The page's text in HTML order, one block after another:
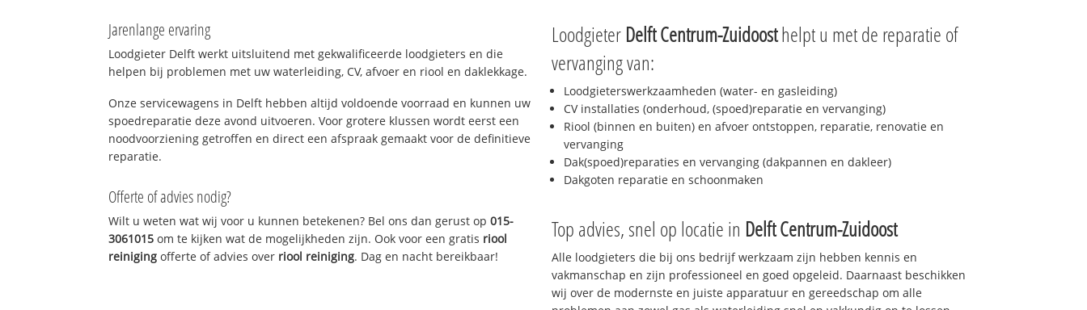
Jarenlange ervaring
Loodgieter Delft werkt uitsluitend met gekwalificeerde loodgieters en die
helpen bij problemen met uw waterleiding, CV, afvoer en riool en daklekkage.
Onze servicewagens in Delft hebben altijd voldoende voorraad en kunnen uw
spoedreparatie deze avond uitvoeren. Voor grotere klussen wordt eerst een
noodvoorziening getroffen en direct een afspraak gemaakt voor de definitieve
reparatie.
Offerte of advies nodig?
Wilt u weten wat wij voor u kunnen betekenen? Bel ons dan gerust op015-
3061015 om te kijken wat de mogelijkheden zijn. Ook voor een gratis riool
reiniging offerte of advies over riool reiniging. Dag en nacht bereikbaar!
Loodgieter Delft Centrum-Zuidoosthelpt u met de reparatie of
vervanging van:
Loodgieterswerkzaamheden (water- en gasleiding)
CV installaties (onderhoud, (spoed)reparatie en vervanging)
Riool (binnen en buiten) en afvoer ontstoppen, reparatie, renovatie en
vervanging
Dak(spoed)reparaties en vervanging (dakpannen en dakleer)
Dakgoten reparatie en schoonmaken
Top advies, snel op locatie in Delft Centrum-Zuidoost
Alle loodgieters die bij ons bedrijf werkzaam zijn hebben kennis en
vakmanschap en zijn professioneel en goed opgeleid. Daarnaast beschikken
wij over de modernste en juiste apparatuur en gereedschap om alle